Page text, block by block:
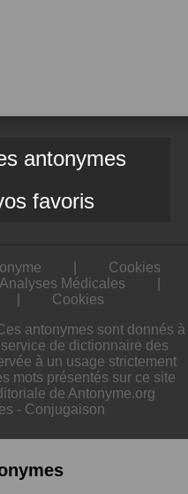
antonymes
favoris
Cookies
Médicales
Cookies
antonymes sont donnés à
de dictionnaire des
à un usage strictement
mots présentés sur ce site
de Antonyme.org
- Conjugaison